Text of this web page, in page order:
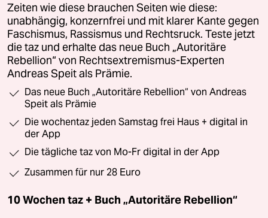
Zeiten wie diese brauchen Seiten wie diese:
unabhängig, konzernfrei und mit klarer Kante gegen
Faschismus, Rassismus und Rechtsruck. Teste jetzt
die taz und erhalte das neue Buch „Autoritäre
Rebellion“ von Rechtsextremismus-Experten
Andreas Speit als Prämie.
Das neue Buch „Autoritäre Rebellion“ von Andreas
Speit als Prämie
Die wochentaz jeden Samstag frei Haus + digital in
der App
Die tägliche taz von Mo-Fr digital in der App
Zusammen für nur 28 Euro
10 Wochen taz + Buch „Autoritäre Rebellion“